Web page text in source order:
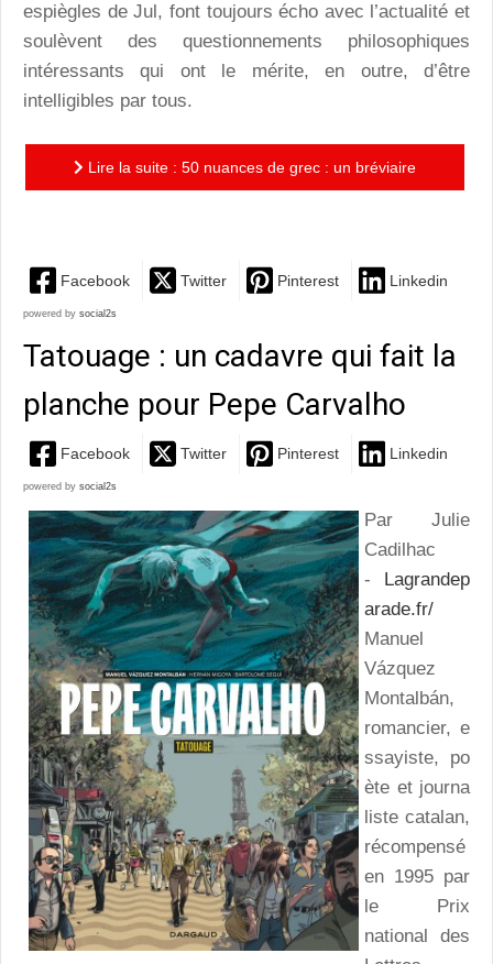
espiègles de Jul, font toujours écho avec l’actualité et
soulèvent des questionnements philosophiques
intéressants qui ont le mérite, en outre, d’être
intelligibles par tous.
Lire la suite : 50 nuances de grec : un bréviaire
Facebook Twitter Pinterest Linkedin
powered by social2s
Tatouage : un cadavre qui fait la
planche pour Pepe Carvalho
Facebook Twitter Pinterest Linkedin
powered by social2s
Par Julie
Cadilhac
- Lagrandep
arade.fr/
Manuel
Vázquez
Montalbán,
romancier, e
ssayiste, po
ète et journa
liste catalan,
récompensé
en 1995 par
le Prix
national des